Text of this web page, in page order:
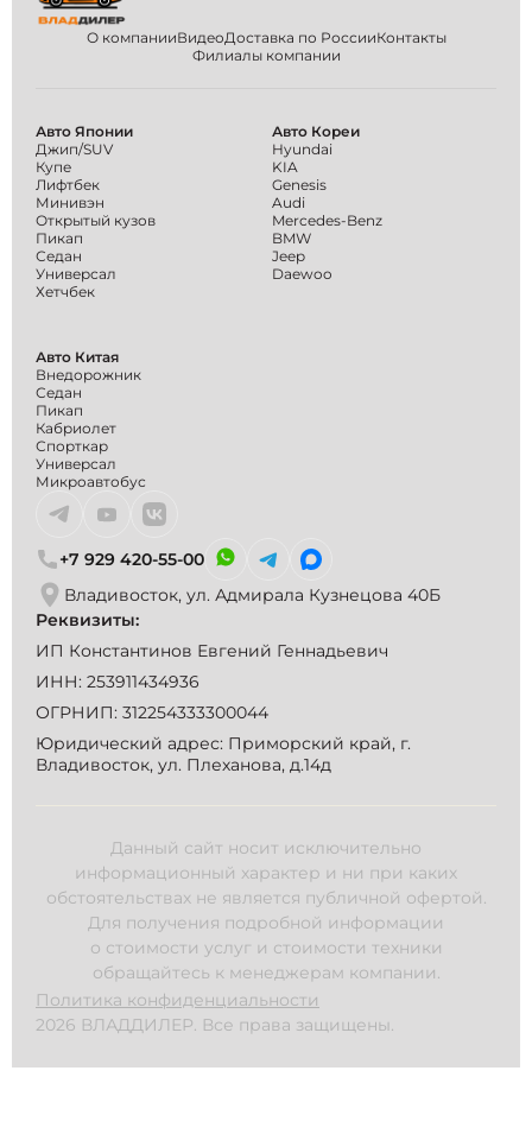
О компанииВидеоДоставка по РоссииКонтакты
Филиалы компании
+7 929 420-55-00
Владивосток, ул. Адмирала Кузнецова 40Б
Реквизиты:
ИП Константинов Евгений Геннадьевич
ИНН: 253911434936
ОГРНИП: 312254333300044
Юридический адрес: Приморский край, г.
Владивосток, ул. Плеханова, д.14д
Авто Японии
Джип/SUV
Купе
Лифтбек
Минивэн
Открытый кузов
Пикап
Седан
Универсал
Хетчбек
Авто Кореи
Hyundai
KIA
Genesis
Audi
Mercedes-Benz
BMW
Jeep
Daewoo
Авто Китая
Внедорожник
Седан
Пикап
Кабриолет
Спорткар
Универсал
Микроавтобус
2026 ВЛАДДИЛЕР. Все права защищены.
Данный сайт носит исключительно
информационный характер и ни при каких
обстоятельствах не является публичной офертой.
Для получения подробной информации
о стоимости услуг и стоимости техники
обращайтесь к менеджерам компании.
Политика конфиденциальности